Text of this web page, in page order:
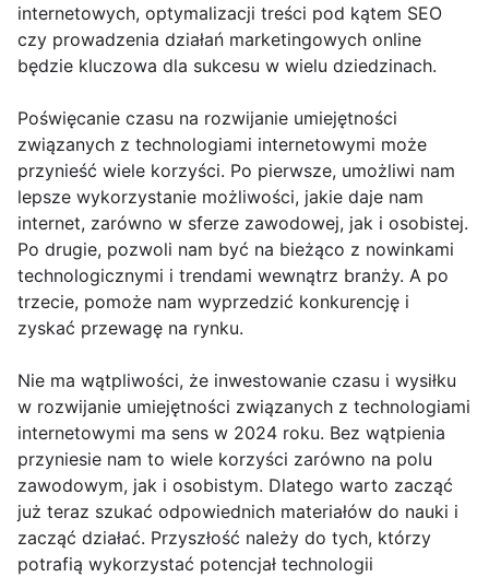
internetowych, optymalizacji treści pod kątem SEO
czy prowadzenia działań marketingowych online
będzie kluczowa dla sukcesu w wielu dziedzinach.
Poświęcanie czasu na rozwijanie umiejętności
związanych z technologiami internetowymi może
przynieść wiele korzyści. Po pierwsze, umożliwi nam
lepsze wykorzystanie możliwości, jakie daje nam
internet, zarówno w sferze zawodowej, jak i osobistej.
Po drugie, pozwoli nam być na bieżąco z nowinkami
technologicznymi i trendami wewnątrz branży. A po
trzecie, pomoże nam wyprzedzić konkurencję i
zyskać przewagę na rynku.
Nie ma wątpliwości, że inwestowanie czasu i wysiłku
w rozwijanie umiejętności związanych z technologiami
internetowymi ma sens w 2024 roku. Bez wątpienia
przyniesie nam to wiele korzyści zarówno na polu
zawodowym, jak i osobistym. Dlatego warto zacząć
już teraz szukać odpowiednich materiałów do nauki i
zacząć działać. Przyszłość należy do tych, którzy
potrafią wykorzystać potencjał technologii